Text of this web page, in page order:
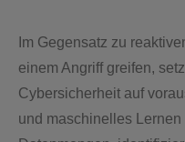
Im Gegensatz zu
einem Angriff greifen,
Cybersicherheit auf
und maschinelles